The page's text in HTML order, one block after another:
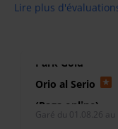
Lire plus
Park Gold
Orio al Serio
(Paga online)
Garé du 01.08.26 au